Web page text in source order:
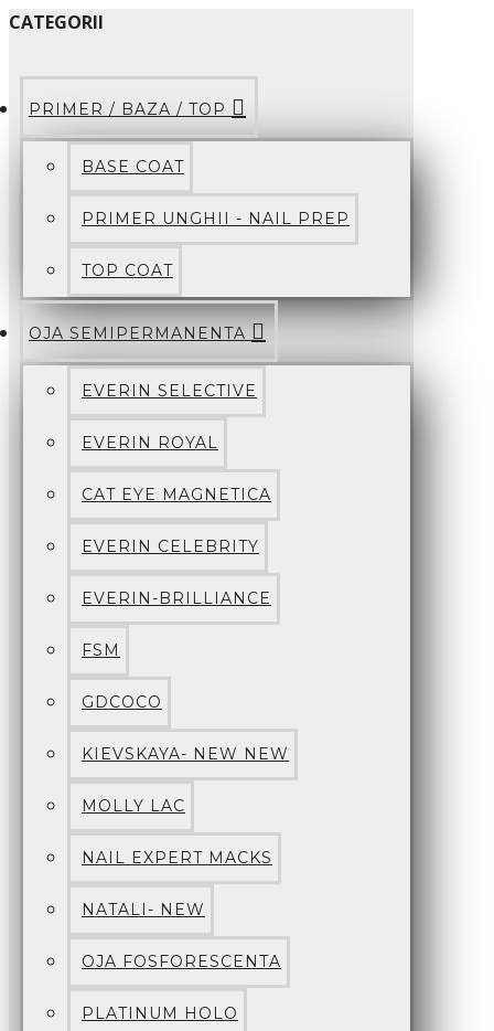
CATEGORII
PRIMER / BAZA / TOP
BASE COAT
PRIMER UNGHII - NAIL PREP
TOP COAT
OJA SEMIPERMANENTA
EVERIN SELECTIVE
EVERIN ROYAL
CAT EYE MAGNETICA
EVERIN CELEBRITY
EVERIN-BRILLIANCE
FSM
GDCOCO
KIEVSKAYA- NEW NEW
MOLLY LAC
NAIL EXPERT MACKS
NATALI- NEW
OJA FOSFORESCENTA
PLATINUM HOLO